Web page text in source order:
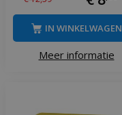
Meer informatie
IN WINKELWAGEN